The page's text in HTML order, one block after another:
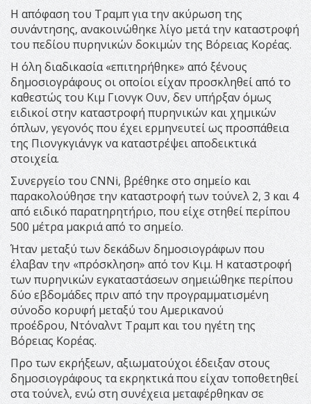
Η απόφαση του Τραμπ για την ακύρωση της
συνάντησης, ανακοινώθηκε λίγο μετά την καταστροφή
του πεδίου πυρηνικών δοκιμών της Βόρειας Κορέας.
Η όλη διαδικασία «επιτηρήθηκε» από ξένους
δημοσιογράφους οι οποίοι είχαν προσκληθεί από το
καθεστώς του Κιμ Γιονγκ Ουν, δεν υπήρξαν όμως
ειδικοί στην καταστροφή πυρηνικών και χημικών
όπλων, γεγονός που έχει ερμηνευτεί ως προσπάθεια
της Πιονγκγιάνγκ να καταστρέψει αποδεικτικά
στοιχεία.
Συνεργείο του CNNi, βρέθηκε στο σημείο και
παρακολούθησε την καταστροφή των τούνελ 2, 3 και 4
από ειδικό παρατηρητήριο, που είχε στηθεί περίπου
500 μέτρα μακριά από το σημείο.
Ήταν μεταξύ των δεκάδων δημοσιογράφων που
έλαβαν την «πρόσκληση» από τον Κιμ. Η καταστροφή
των πυρηνικών εγκαταστάσεων σημειώθηκε περίπου
δύο εβδομάδες πριν από την προγραμματισμένη
σύνοδο κορυφή μεταξύ του Αμερικανού
προέδρου, Ντόναλντ Τραμπ και του ηγέτη της
Βόρειας Κορέας.
Προ των εκρήξεων, αξιωματούχοι έδειξαν στους
δημοσιογράφους τα εκρηκτικά που είχαν τοποθετηθεί
στα τούνελ, ενώ στη συνέχεια μεταφέρθηκαν σε